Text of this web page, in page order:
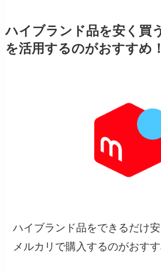
ハイブランド品を安く買
を活用するのがおすすめ！
ハイブランド品をできるだけ安
メルカリで購入するのがおすす